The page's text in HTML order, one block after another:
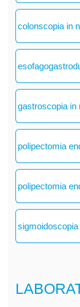
colonscopia in
gastroscopia in
polipectomia
polipectomia
sigmoidoscopia